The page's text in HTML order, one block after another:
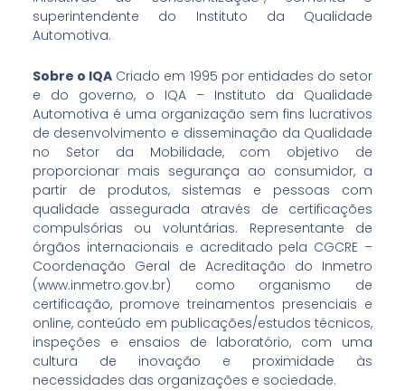
superintendente do Instituto da Qualidade
Automotiva.
Sobre o IQACriado em 1995 por entidades do setor
e do governo, o IQA – Instituto da Qualidade
Automotiva é uma organização sem fins lucrativos
de desenvolvimento e disseminação da Qualidade
no Setor da Mobilidade, com objetivo de
proporcionar mais segurança ao consumidor, a
partir de produtos, sistemas e pessoas com
qualidade assegurada através de certificações
compulsórias ou voluntárias. Representante de
órgãos internacionais e acreditado pela CGCRE –
Coordenação Geral de Acreditação do Inmetro
(www.inmetro.gov.br) como organismo de
certificação, promove treinamentos presenciais e
online, conteúdo em publicações/estudos técnicos,
inspeções e ensaios de laboratório, com uma
cultura de inovação e proximidade às
necessidades das organizações e sociedade.